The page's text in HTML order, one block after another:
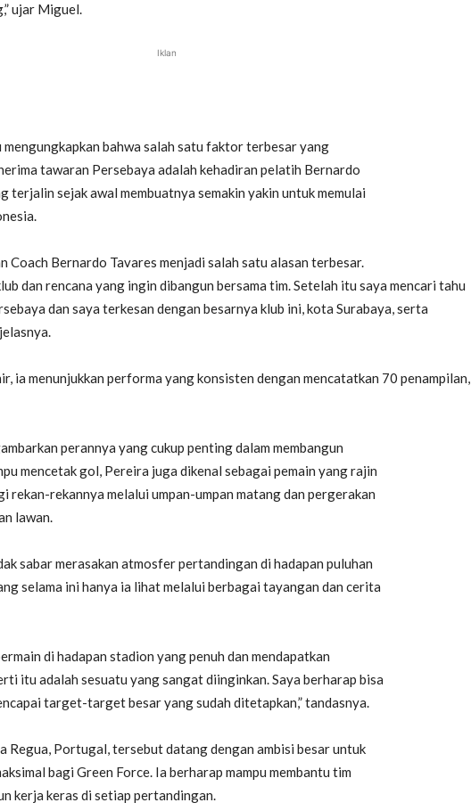
ujar Miguel.
Iklan
bahwa salah satu faktor terbesar yang
tawaran Persebaya adalah kehadiran pelatih Bernardo
terjalin sejak awal membuatnya semakin yakin untuk memulai
Coach Bernardo Tavares menjadi salah satu alasan terbesar.
dan rencana yang ingin dibangun bersama tim. Setelah itu saya mencari tahu
dan saya terkesan dengan besarnya klub ini, kota Surabaya, serta
ia menunjukkan performa yang konsisten dengan mencatatkan 70 penampilan,
perannya yang cukup penting dalam membangun
mencetak gol, Pereira juga dikenal sebagai pemain yang rajin
rekan-rekannya melalui umpan-umpan matang dan pergerakan
lawan.
sabar merasakan atmosfer pertandingan di hadapan puluhan
selama ini hanya ia lihat melalui berbagai tayangan dan cerita
di hadapan stadion yang penuh dan mendapatkan
itu adalah sesuatu yang sangat diinginkan. Saya berharap bisa
target-target besar yang sudah ditetapkan,” tandasnya.
Regua, Portugal, tersebut datang dengan ambisi besar untuk
bagi Green Force. Ia berharap mampu membantu tim
kerja keras di setiap pertandingan.